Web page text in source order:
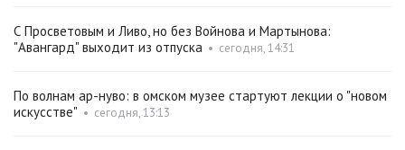
С Просветовым и Ливо, но без Войнова и Мартынова:
"Авангард" выходит из отпуска • сегодня, 14:31
По волнам ар-нуво: в омском музее стартуют лекции о "новом
искусстве" • сегодня, 13:13